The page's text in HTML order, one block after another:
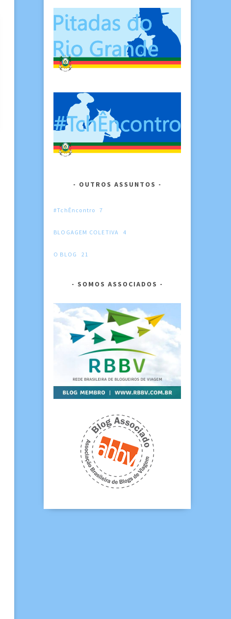
OUTROS ASSUNTOS
#TchÊncontro 7
BLOGAGEM COLETIVA 4
O BLOG 21
SOMOS ASSOCIADOS